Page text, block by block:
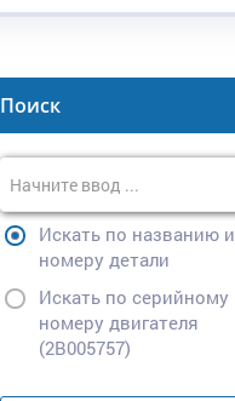
Поиск
Искать по названию и
номеру детали
Искать по серийному
номеру двигателя
(2B005757)